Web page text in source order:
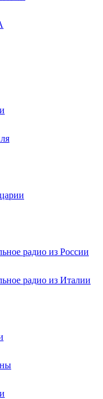
радио из России
радио из Италии